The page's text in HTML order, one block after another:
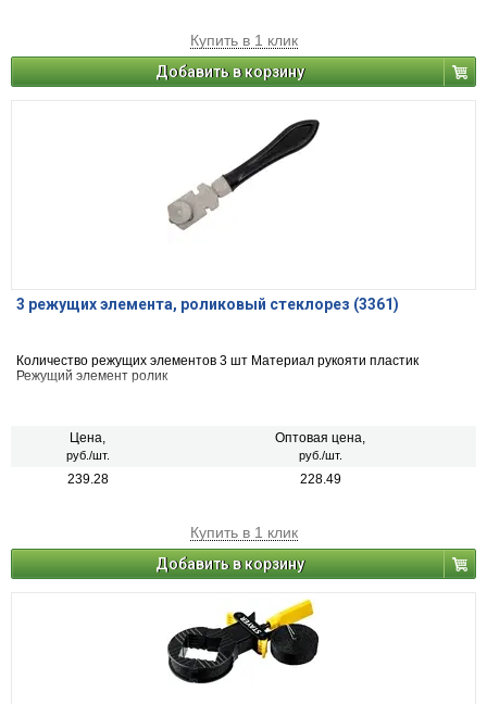
Купить в 1 клик
Добавить в корзину
3 режущих элемента, роликовый стеклорез (3361)
Количество режущих элементов 3 шт Материал рукояти пластик
Режущий элемент ролик
Цена,
руб./шт.
Оптовая цена,
руб./шт.
239.28 228.49
Купить в 1 клик
Добавить в корзину